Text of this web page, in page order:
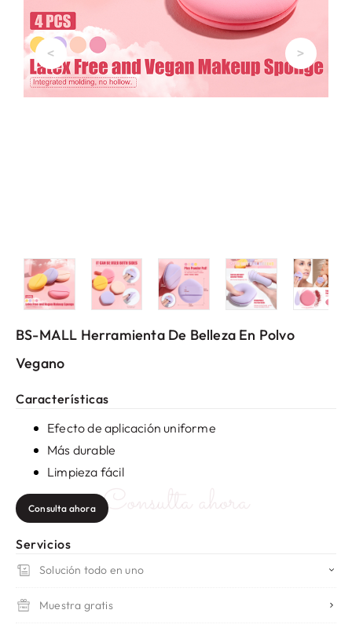
< >
BS-MALL Herramienta De Belleza En Polvo
Vegano
Características
Efecto de aplicación uniforme
Más durable
Limpieza fácil
Consulta ahora Consulta ahora
Servicios
Solución todo en uno
Muestra gratis